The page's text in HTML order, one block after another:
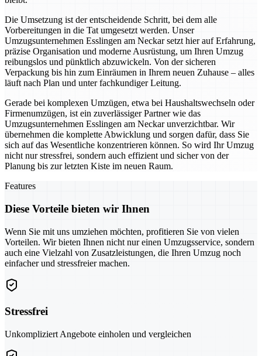
Die Umsetzung ist der entscheidende Schritt, bei dem alle
Vorbereitungen in die Tat umgesetzt werden. Unser
Umzugsunternehmen Esslingen am Neckar setzt hier auf Erfahrung,
präzise Organisation und moderne Ausrüstung, um Ihren Umzug
reibungslos und pünktlich abzuwickeln. Von der sicheren
Verpackung bis hin zum Einräumen in Ihrem neuen Zuhause – alles
läuft nach Plan und unter fachkundiger Leitung.
Gerade bei komplexen Umzügen, etwa bei Haushaltswechseln oder
Firmenumzügen, ist ein zuverlässiger Partner wie das
Umzugsunternehmen Esslingen am Neckar unverzichtbar. Wir
übernehmen die komplette Abwicklung und sorgen dafür, dass Sie
sich auf das Wesentliche konzentrieren können. So wird Ihr Umzug
nicht nur stressfrei, sondern auch effizient und sicher von der
Planung bis zur letzten Kiste im neuen Raum.
Features
Diese Vorteile bieten wir Ihnen
Wenn Sie mit uns umziehen möchten, profitieren Sie von vielen
Vorteilen. Wir bieten Ihnen nicht nur einen Umzugsservice, sondern
auch eine Vielzahl von Zusatzleistungen, die Ihren Umzug noch
einfacher und stressfreier machen.
Stressfrei
Unkompliziert Angebote einholen und vergleichen